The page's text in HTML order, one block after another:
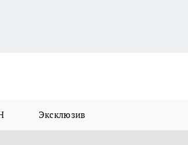
Эксклюзив